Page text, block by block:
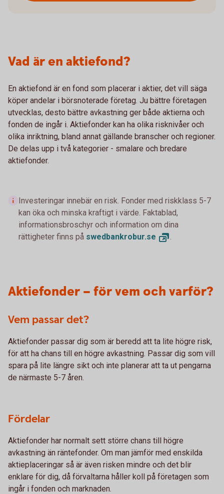
Vad är en aktiefond?
En aktiefond är en fond som placerar i aktier, det vill säga
köper andelar i börsnoterade företag. Ju bättre företagen
utvecklas, desto bättre avkastning ger både aktierna och
fonden de ingår i. Aktiefonder kan ha olika risknivåer och
olika inriktning, bland annat gällande branscher och regioner.
De delas upp i två kategorier - smalare och bredare
aktiefonder.
Investeringar innebär en risk. Fonder med riskklass 5-7
kan öka och minska kraftigt i värde. Faktablad,
informationsbroschyr och information om dina
rättigheter finns på swedbankrobur.se .
Aktiefonder – för vem och varför?
Vem passar det?
Aktiefonder passar dig som är beredd att ta lite högre risk,
för att ha chans till en högre avkastning. Passar dig som vill
spara på lite längre sikt och inte planerar att ta ut pengarna
de närmaste 5-7 åren.
Fördelar
Aktiefonder har normalt sett större chans till högre
avkastning än räntefonder. Om man jämför med enskilda
aktieplaceringar så är även risken mindre och det blir
enklare för dig, då förvaltarna håller koll på företagen som
ingår i fonden och marknaden.